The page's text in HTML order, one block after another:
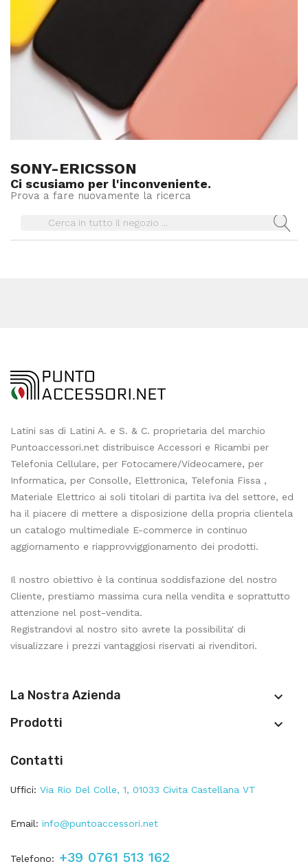
SONY-ERICSSON
Ci scusiamo per l'inconveniente.
Prova a fare nuovamente la ricerca
Latini sas di Latini A. e S. & C. proprietaria del marchio
Puntoaccessori.net distribuisce Accessori e Ricambi per
Telefonia Cellulare, per Fotocamere/Videocamere, per
Informatica, per Consolle, Elettronica, Telefonia Fissa ,
Materiale Elettrico ai soli titolari di partita iva del settore, ed
ha il piacere di mettere a disposizione della propria clientela
un catalogo multimediale E-commerce in continuo
aggiornamento e riapprovviggionamento dei prodotti.
Il nostro obiettivo è la continua soddisfazione del nostro
Cliente, prestiamo massima cura nella vendita e soprattutto
attenzione nel post-vendita.
Registrandovi al nostro sito avrete la possibilita' di
visualizzare i prezzi vantaggiosi riservati ai rivenditori.
La Nostra Azienda 
Prodotti 
Contatti
Uffici: Via Rio Del Colle, 1, 01033 Civita Castellana VT
Email: info@puntoaccessori.net
Telefono: +39 0761 513 162